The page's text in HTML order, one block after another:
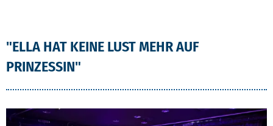
"ELLA HAT KEINE LUST MEHR AUF
PRINZESSIN"